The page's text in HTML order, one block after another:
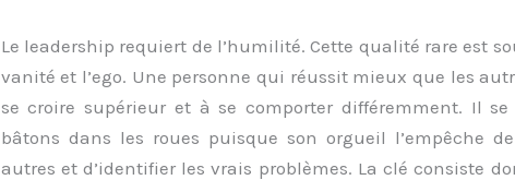
Le leadership requiert de l’humilité. Cette qualité rare est
vanité et l’ego. Une personne qui réussit mieux que les
se croire supérieur et à se comporter différemment. Il
bâtons dans les roues puisque son orgueil l’empêche
autres et d’identifier les vrais problèmes. La clé consiste